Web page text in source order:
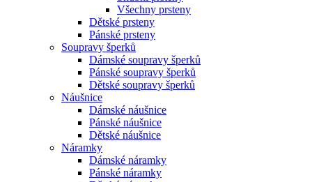
Všechny prsteny
Dětské prsteny
Pánské prsteny
Soupravy šperků
Dámské soupravy šperků
Pánské soupravy šperků
Dětské soupravy šperků
Náušnice
Dámské náušnice
Pánské náušnice
Dětské náušnice
Náramky
Dámské náramky
Pánské náramky